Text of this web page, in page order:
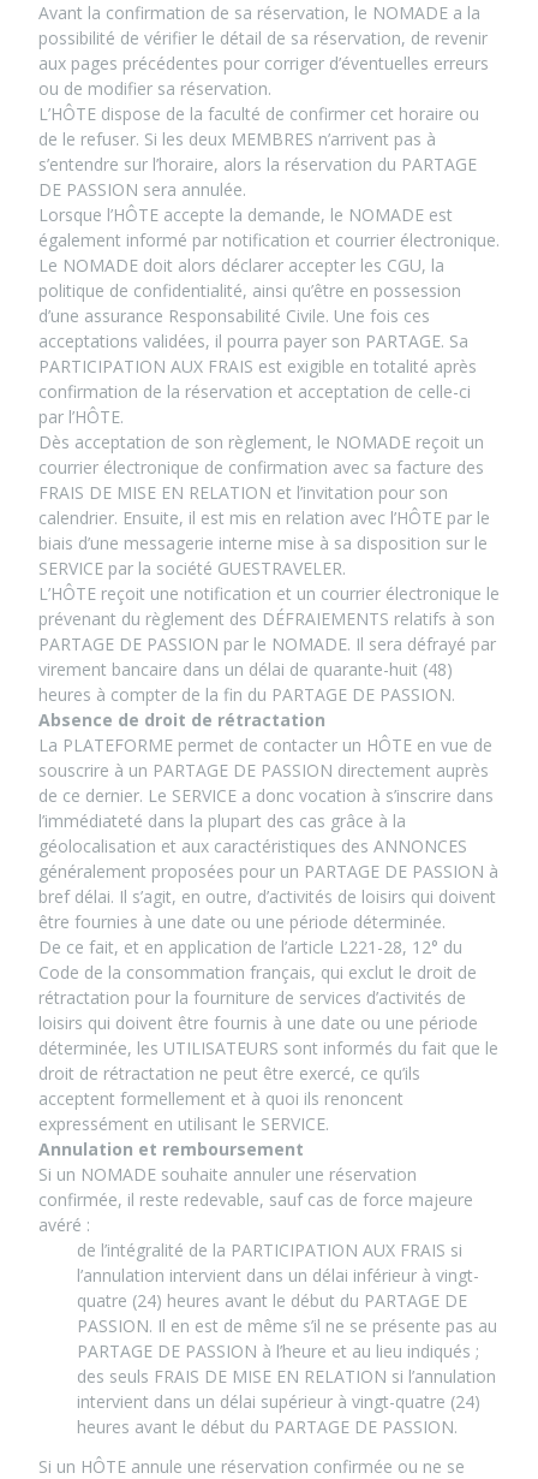
Avant la confirmation de sa réservation, le NOMADE a la
possibilité de vérifier le détail de sa réservation, de revenir
aux pages précédentes pour corriger d’éventuelles erreurs
ou de modifier sa réservation.
L’HÔTE dispose de la faculté de confirmer cet horaire ou
de le refuser. Si les deux MEMBRES n’arrivent pas à
s’entendre sur l’horaire, alors la réservation du PARTAGE
DE PASSION sera annulée.
Lorsque l’HÔTE accepte la demande, le NOMADE est
également informé par notification et courrier électronique.
Le NOMADE doit alors déclarer accepter les CGU, la
politique de confidentialité, ainsi qu’être en possession
d’une assurance Responsabilité Civile. Une fois ces
acceptations validées, il pourra payer son PARTAGE. Sa
PARTICIPATION AUX FRAIS est exigible en totalité après
confirmation de la réservation et acceptation de celle-ci
par l’HÔTE.
Dès acceptation de son règlement, le NOMADE reçoit un
courrier électronique de confirmation avec sa facture des
FRAIS DE MISE EN RELATION et l’invitation pour son
calendrier. Ensuite, il est mis en relation avec l’HÔTE par le
biais d’une messagerie interne mise à sa disposition sur le
SERVICE par la société GUESTRAVELER.
L’HÔTE reçoit une notification et un courrier électronique le
prévenant du règlement des DÉFRAIEMENTS relatifs à son
PARTAGE DE PASSION par le NOMADE. Il sera défrayé par
virement bancaire dans un délai de quarante-huit (48)
heures à compter de la fin du PARTAGE DE PASSION.
Absence de droit de rétractation
La PLATEFORME permet de contacter un HÔTE en vue de
souscrire à un PARTAGE DE PASSION directement auprès
de ce dernier. Le SERVICE a donc vocation à s’inscrire dans
l’immédiateté dans la plupart des cas grâce à la
géolocalisation et aux caractéristiques des ANNONCES
généralement proposées pour un PARTAGE DE PASSION à
bref délai. Il s’agit, en outre, d’activités de loisirs qui doivent
être fournies à une date ou une période déterminée.
De ce fait, et en application de l’article L221-28, 12° du
Code de la consommation français, qui exclut le droit de
rétractation pour la fourniture de services d’activités de
loisirs qui doivent être fournis à une date ou une période
déterminée, les UTILISATEURS sont informés du fait que le
droit de rétractation ne peut être exercé, ce qu’ils
acceptent formellement et à quoi ils renoncent
expressément en utilisant le SERVICE.
Annulation et remboursement
Si un NOMADE souhaite annuler une réservation
confirmée, il reste redevable, sauf cas de force majeure
avéré :
de l’intégralité de la PARTICIPATION AUX FRAIS si
l’annulation intervient dans un délai inférieur à vingt-
quatre (24) heures avant le début du PARTAGE DE
PASSION. Il en est de même s’il ne se présente pas au
PARTAGE DE PASSION à l’heure et au lieu indiqués ;
des seuls FRAIS DE MISE EN RELATION si l’annulation
intervient dans un délai supérieur à vingt-quatre (24)
heures avant le début du PARTAGE DE PASSION.
Si un HÔTE annule une réservation confirmée ou ne se